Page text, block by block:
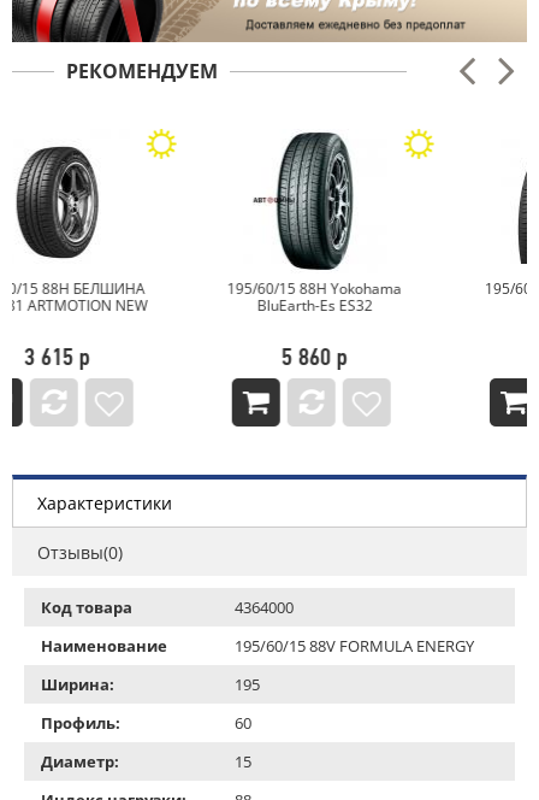
РЕКОМЕНДУЕМ
195/60/15 88H Yokohama
BluEarth-Es ES32
195/60/15 92H CORDIANT
COMFORT 2
Характеристики
Отзывы(0)
Код товара
4364000
Наименование
195/60/15 88V FORMULA ENERGY
Ширина:
195
Профиль:
60
Диаметр:
15